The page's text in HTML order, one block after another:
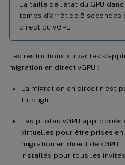
La taille de l’état du GPU
temps d’arrêt de 5
direct du vGPU.
Les restrictions suivantes
migration en direct vGPU :
La migration en direct n’est
through.
Les pilotes vGPU
virtuelles pour être prises
migration en direct de
installés pour tous les invités